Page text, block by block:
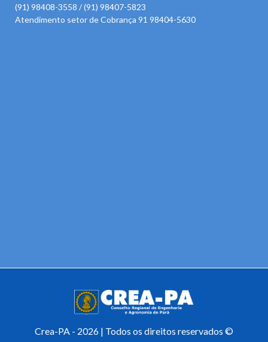
(91) 98408-3558 / (91) 98407-5823
Atendimento setor de Cobrança 91 98404-5630
Crea-PA - 2026 | Todos os direitos reservados ©